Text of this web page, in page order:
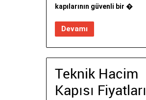
kapılarının güvenli bir �
Devamı
Teknik Hacim
Kapısı Fiyatları